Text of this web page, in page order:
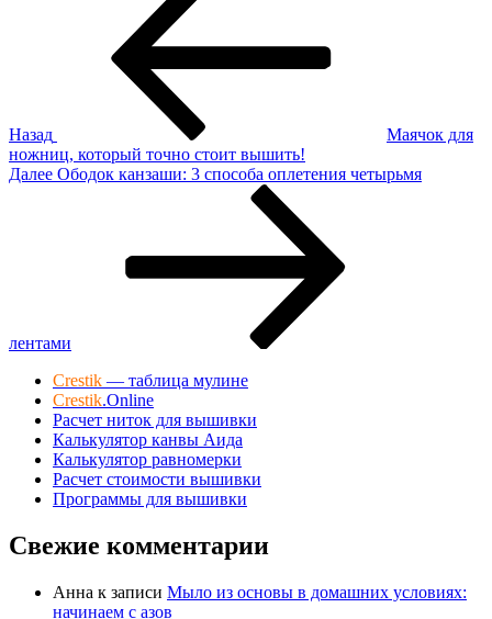
Назад
Маячок для
ножниц, который точно стоит вышить!
Следующая
Далее Ободок канзаши: 3 способа оплетения четырьмя
лентами
Crestik — таблица мулине
Crestik.Online
Расчет ниток для вышивки
Калькулятор канвы Аида
Калькулятор равномерки
Расчет стоимости вышивки
Программы для вышивки
Свежие комментарии
Анна к записи Мыло из основы в домашних условиях:
начинаем с азов